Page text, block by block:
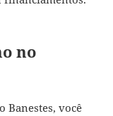
no
Banestes, você